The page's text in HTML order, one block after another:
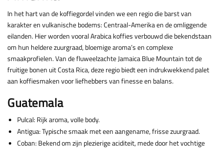
In het hart van de koffiegordel vinden we een regio die barst van
karakter en vulkanische bodems: Centraal-Amerika en de omliggende
eilanden. Hier worden vooral Arabica koffies verbouwd die bekendstaan
om hun heldere zuurgraad, bloemige aroma’s en complexe
smaakprofielen. Van de fluweelzachte Jamaica Blue Mountain tot de
fruitige bonen uit Costa Rica, deze regio biedt een indrukwekkend palet
aan koffiesmaken voor liefhebbers van finesse en balans.
Guatemala
Pulcal: Rijk aroma, volle body.
Antigua: Typische smaak met een aangename, frisse zuurgraad.
Coban: Bekend om zijn plezierige aciditeit, mede door het vochtige